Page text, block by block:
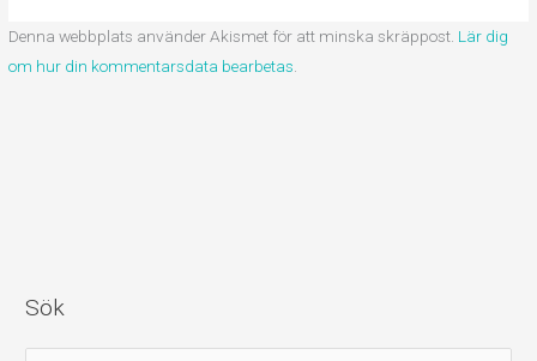
Denna webbplats använder Akismet för att minska skräppost. Lär dig
om hur din kommentarsdata bearbetas.
Sök